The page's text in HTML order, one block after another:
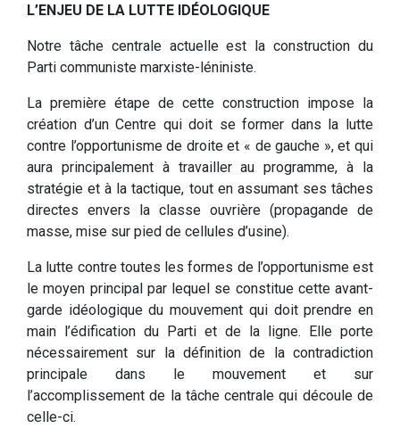
L’ENJEU DE LA LUTTE IDÉOLOGIQUE
Notre tâche centrale actuelle est la construction du
Parti communiste marxiste-léniniste.
La première étape de cette construction impose la
création d’un Centre qui doit se former dans la lutte
contre l’opportunisme de droite et « de gauche », et qui
aura principalement à travailler au programme, à la
stratégie et à la tactique, tout en assumant ses tâches
directes envers la classe ouvrière (propagande de
masse, mise sur pied de cellules d’usine).
La lutte contre toutes les formes de l’opportunisme est
le moyen principal par lequel se constitue cette avant-
garde idéologique du mouvement qui doit prendre en
main l’édification du Parti et de la ligne. Elle porte
nécessairement sur la définition de la contradiction
principale dans le mouvement et sur
l’accomplissement de la tâche centrale qui découle de
celle-ci.